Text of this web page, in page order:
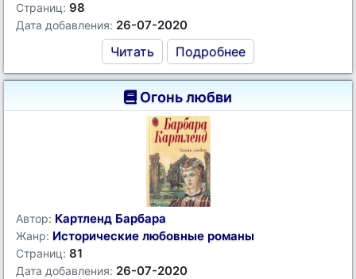
Страниц: 98
Дата добавления: 26-07-2020
Читать Подробнее
Огонь любви
Автор: Картленд Барбара
Жанр: Исторические любовные романы
Страниц: 81
Дата добавления: 26-07-2020